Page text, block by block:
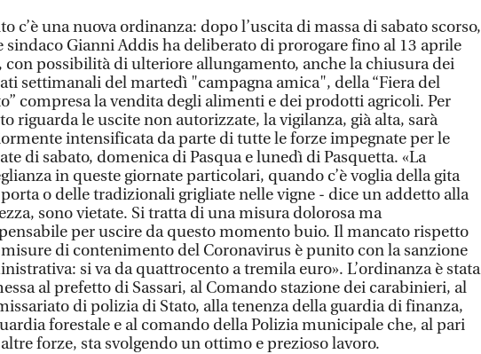
c’è una nuova ordinanza: dopo l’uscita di massa di sabato scorso,
sindaco Gianni Addis ha deliberato di prorogare fino al 13 aprile
con possibilità di ulteriore allungamento, anche la chiusura dei
settimanali del martedì "campagna amica", della “Fiera del
compresa la vendita degli alimenti e dei prodotti agricoli. Per
riguarda le uscite non autorizzate, la vigilanza, già alta, sarà
intensificata da parte di tutte le forze impegnate per le
di sabato, domenica di Pasqua e lunedì di Pasquetta. «La
in queste giornate particolari, quando c’è voglia della gita
o delle tradizionali grigliate nelle vigne - dice un addetto alla
sono vietate. Si tratta di una misura dolorosa ma
per uscire da questo momento buio. Il mancato rispetto
di contenimento del Coronavirus è punito con la sanzione
si va da quattrocento a tremila euro». L’ordinanza è stata
al prefetto di Sassari, al Comando stazione dei carabinieri, al
di polizia di Stato, alla tenenza della guardia di finanza,
forestale e al comando della Polizia municipale che, al pari
forze, sta svolgendo un ottimo e prezioso lavoro.